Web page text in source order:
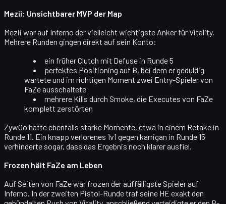
Mezii: Unsichtbarer MVP der Map
Mezii war auf Inferno der vielleicht wichtigste Anker für Vitality.
Mehrere Runden gingen direkt auf sein Konto:
ein früherClutch mit Defuse in Runde 5
perfektes Positioning auf B, bei dem er geduldig
wartete und im richtigen Moment zwei Entry-Spieler von
FaZe ausschaltete
mehrere Kills durch Smoke, die Executes von FaZe
komplett zerstörten
ZywOo hatte ebenfalls starke Momente, etwa in einem Retake in
Runde 11. Ein knapp verlorenes 1v1 gegen karrigan in Runde 15
verhinderte sogar, dass das Ergebnis noch klarer ausfiel.
Frozen hält FaZe am Leben
Auf Seiten von FaZe war frozen der auffälligste Spieler auf
Inferno. In der zweiten Pistol-Runde traf seine HE exakt den